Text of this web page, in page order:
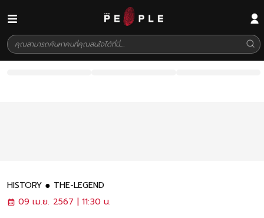
HISTORY
THE-LEGEND
09 เม.ย. 2567 | 11:30 น.